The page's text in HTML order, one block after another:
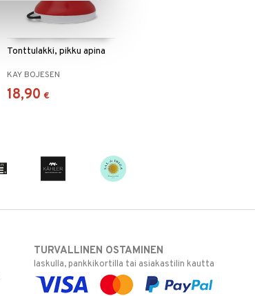
Tonttulakki, pikku apina
KAY BOJESEN
18,90 €
TURVALLINEN OSTAMINEN
laskulla, pankkikortilla tai asiakastilin kautta